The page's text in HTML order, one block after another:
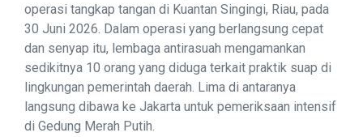
operasi tangkap tangan di Kuantan Singingi, Riau, pada
30 Juni 2026. Dalam operasi yang berlangsung cepat
dan senyap itu, lembaga antirasuah mengamankan
sedikitnya 10 orang yang diduga terkait praktik suap di
lingkungan pemerintah daerah. Lima di antaranya
langsung dibawa ke Jakarta untuk pemeriksaan intensif
di Gedung Merah Putih.